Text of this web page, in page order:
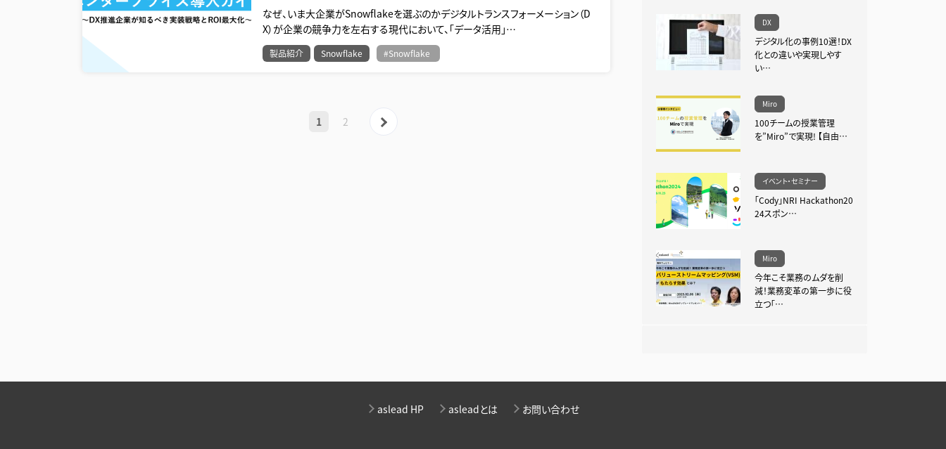
なぜ、いま大企業がSnowflakeを選ぶのかデジタルトランスフォーメーション（D
X）が企業の競争力を左右する現代において、「データ活用」…
製品紹介 Snowflake #Snowflake
1 2
DX
デジタル化の事例10選！DX
化との違いや実現しやす
い…
Miro
100チームの授業管理
を”Miro”で実現! 【自由…
イベント・セミナー
「Cody」NRI Hackathon20
24スポン…
Miro
今年こそ業務のムダを削
減！業務変革の第一歩に役
立つ「…
aslead HP asleadとは お問い合わせ